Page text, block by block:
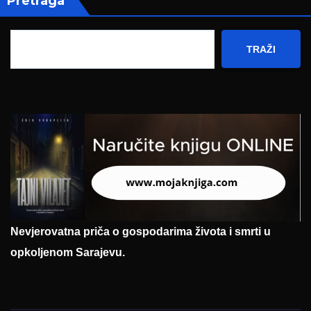
TRAŽI
Nevjerovatna priča o gospodarima života i smrti u
opkoljenom Sarajevu.